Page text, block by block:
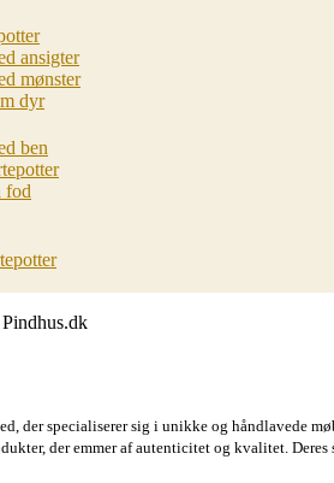
ansigter
mønster
dyr
ben
fod
der specialiserer sig i unikke og håndlavede
der emmer af autenticitet og kvalitet.